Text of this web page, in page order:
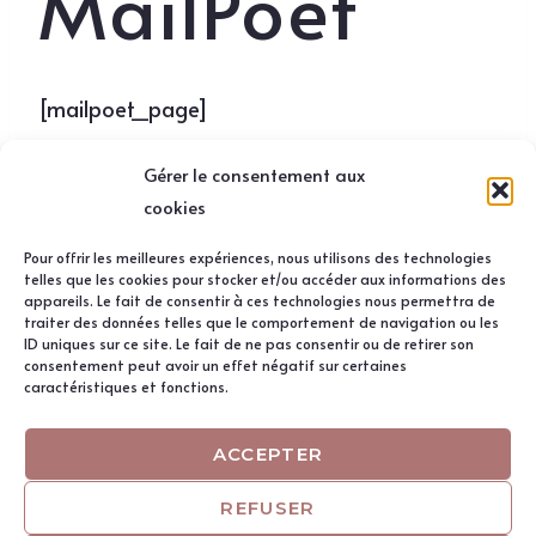
Gérer le consentement aux
cookies
Pour offrir les meilleures expériences, nous utilisons des technologies
telles que les cookies pour stocker et/ou accéder aux informations des
appareils. Le fait de consentir à ces technologies nous permettra de
traiter des données telles que le comportement de navigation ou les
ID uniques sur ce site. Le fait de ne pas consentir ou de retirer son
consentement peut avoir un effet négatif sur certaines
caractéristiques et fonctions.
ACCEPTER
REFUSER
[mailpoet_page]
© 2026 Spered Dressage